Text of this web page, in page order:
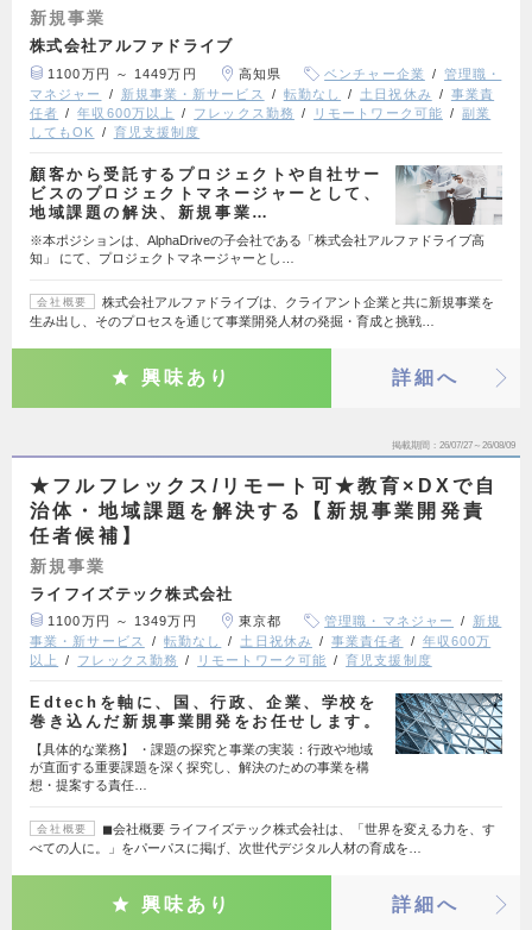
新規事業
株式会社アルファドライブ
1100万円 ～ 1449万円 高知県 ベンチャー企業
管理職・
マネジャー
新規事業・新サービス 転勤なし 土日祝休み
事業責
任者
年収600万以上 フレックス勤務 リモートワーク可能
副業
してもOK
育児支援制度
顧客から受託するプロジェクトや自社サー
ビスのプロジェクトマネージャーとして、
地域課題の解決、新規事業…
※本ポジションは、AlphaDriveの子会社である「株式会社アルファドライブ高
知」 にて、プロジェクトマネージャーとし…
会社概要
株式会社アルファドライブは、クライアント企業と共に新規事業を
生み出し、そのプロセスを通じて事業開発人材の発掘・育成と挑戦…
興味あり 詳細へ
掲載期間 26/07/27～26/08/09
★フルフレックス/リモート可★教育×DXで自
治体・地域課題を解決する【新規事業開発責
任者候補】
新規事業
ライフイズテック株式会社
1100万円 ～ 1349万円 東京都 管理職・マネジャー
新規
事業・新サービス
転勤なし 土日祝休み 事業責任者
年収600万
以上
フレックス勤務 リモートワーク可能 育児支援制度
Edtechを軸に、国、行政、企業、学校を
巻き込んだ新規事業開発をお任せします。
【具体的な業務】 ・課題の探究と事業の実装：行政や地域
が直面する重要課題を深く探究し、解決のための事業を構
想・提案する責任…
会社概要
◼︎会社概要 ライフイズテック株式会社は、「世界を変える力を、す
べての人に。」をパーパスに掲げ、次世代デジタル人材の育成を…
興味あり 詳細へ